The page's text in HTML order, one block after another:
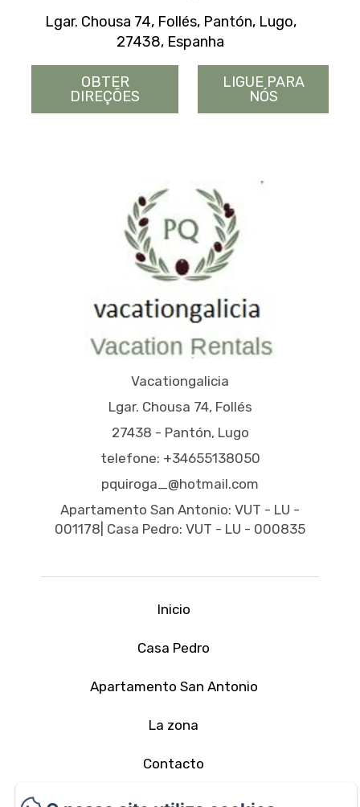
Lgar. Chousa 74, Follés, Pantón, Lugo,
27438, Espanha
OBTER
DIREÇÕES
LIGUE PARA
NÓS
Vacationgalicia
Lgar. Chousa 74, Follés
27438 - Pantón, Lugo
telefone: +34655138050
pquiroga_@hotmail.com
Apartamento San Antonio: VUT - LU -
001178| Casa Pedro: VUT - LU - 000835
Inicio
Casa Pedro
Apartamento San Antonio
La zona
Contacto
Política de privacidade